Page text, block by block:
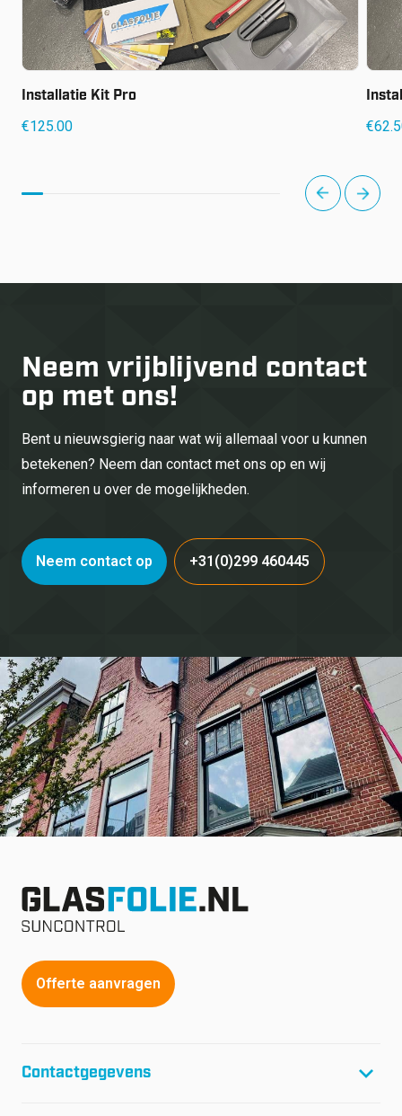
Installatie Kit Pro
€125.00 €
prev
next
Neem vrijblijvend contact
op met ons!
Bent u nieuwsgierig naar wat wij allemaal voor u kunnen
betekenen? Neem dan contact met ons op en wij
informeren u over de mogelijkheden.
Neem contact op +31(0)299 460445
Offerte aanvragen
Contactgegevens